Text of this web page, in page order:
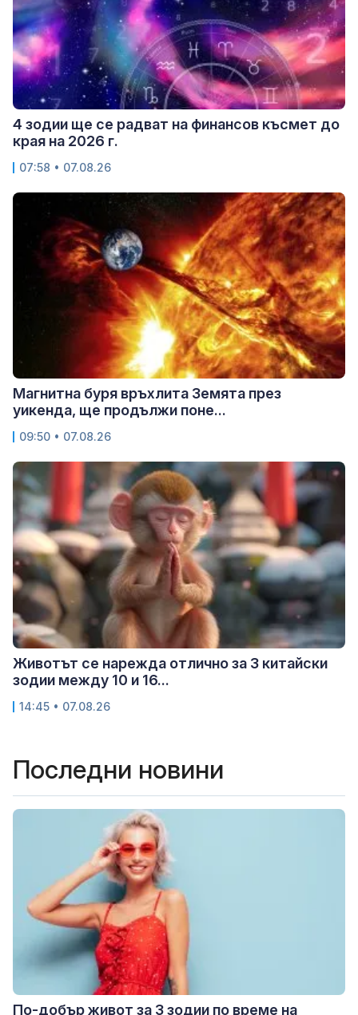
4 зодии ще се радват на финансов късмет до
края на 2026 г.
07:58 • 07.08.26
Магнитна буря връхлита Земята през
уикенда, ще продължи поне...
09:50 • 07.08.26
Животът се нарежда отлично за 3 китайски
зодии между 10 и 16...
14:45 • 07.08.26
Последни новини
По-добър живот за 3 зодии по време на